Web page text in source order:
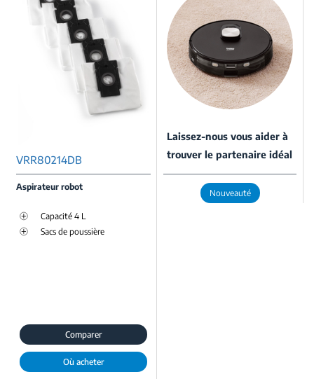
VRR80214DB
Aspirateur robot
Capacité 4 L
Sacs de poussière
Comparer
Où acheter
Laissez-nous vous aider à
trouver le partenaire idéal
Nouveauté